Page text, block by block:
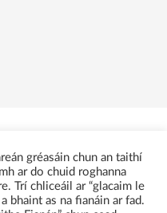
gréasáin chun an taithí
ar do chuid roghanna
Trí chliceáil ar “glacaim le
bhaint as na fianáin ar fad.